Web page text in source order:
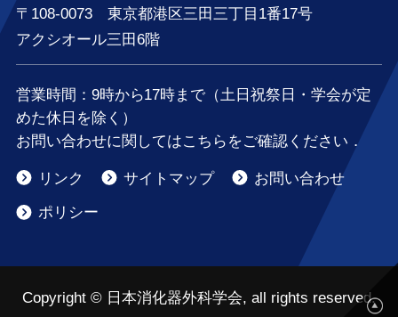
〒108-0073 東京都港区三田三丁目1番17号
アクシオール三田6階
営業時間：9時から17時まで（土日祝祭日・学会が定
めた休日を除く）
お問い合わせに関してはこちらをご確認ください．
リンク サイトマップ
お問い合わせ
ポリシー
Copyright © 日本消化器外科学会, all rights reserved.